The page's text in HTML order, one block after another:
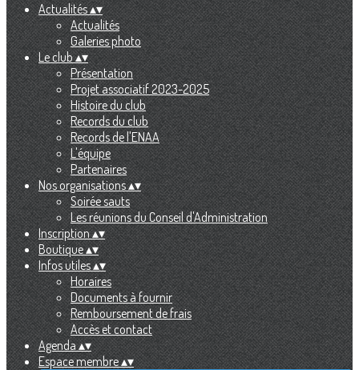
Actualités▴▾
Actualités
Galeries photo
Le club▴▾
Présentation
Projet associatif 2023-2025
Histoire du club
Records du club
Records de l'ENAA
L'équipe
Partenaires
Nos organisations▴▾
Soirée sauts
Les réunions du Conseil d'Administration
Inscription▴▾
Boutique▴▾
Infos utiles▴▾
Horaires
Documents à fournir
Remboursement de frais
Accès et contact
Agenda▴▾
Espace membre▴▾